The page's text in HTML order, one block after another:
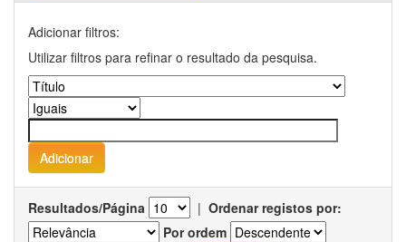
Adicionar filtros:
Utilizar filtros para refinar o resultado da pesquisa.
Resultados/Página | Ordenar registos por:
Por ordem